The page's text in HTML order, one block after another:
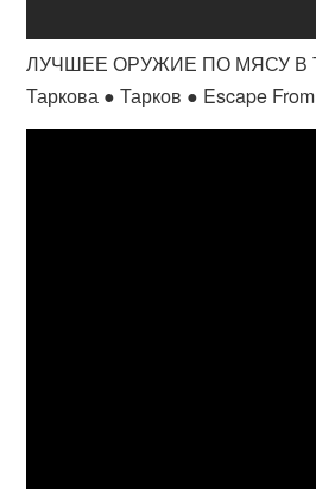
ЛУЧШЕЕ ОРУЖИЕ ПО МЯСУ В
Таркова ● Тарков ● Escape